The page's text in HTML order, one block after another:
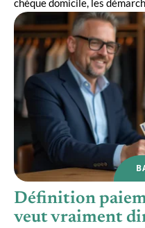
chèque domicile, les
Définition
veut vraiment